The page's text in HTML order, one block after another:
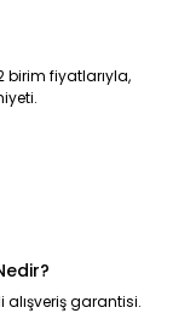
birim fiyatlarıyla,
alışveriş garantisi.